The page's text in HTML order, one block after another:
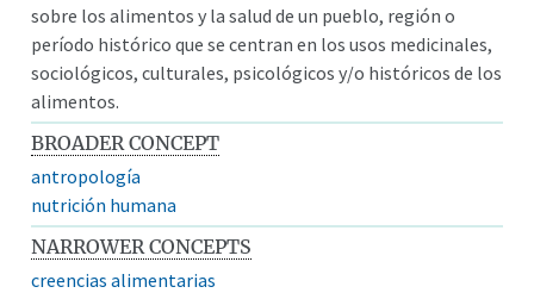
sobre los alimentos y la salud de un pueblo, región o
período histórico que se centran en los usos medicinales,
sociológicos, culturales, psicológicos y/o históricos de los
alimentos.
BROADER CONCEPT
antropología
nutrición humana
NARROWER CONCEPTS
creencias alimentarias